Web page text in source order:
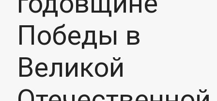
Победы в
Великой